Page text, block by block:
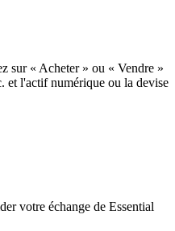
sur « Acheter » ou « Vendre »
et l'actif numérique ou la devise
votre échange de Essential